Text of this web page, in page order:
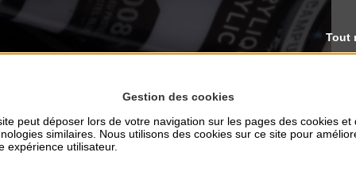
Gestion des cookies
peut déposer lors de votre navigation sur les pages des cookies et
similaires. Nous utilisons des cookies sur ce site pour
expérience utilisateur.
Tout